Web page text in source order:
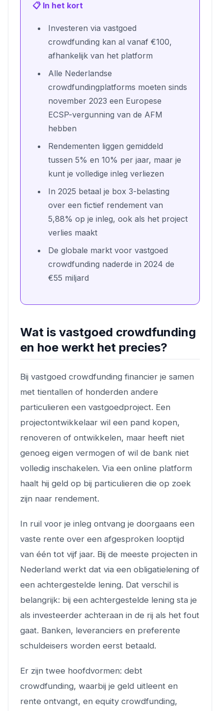
📋 In het kort
Investeren via vastgoed
crowdfunding kan al vanaf €100,
afhankelijk van het platform
Alle Nederlandse
crowdfundingplatforms moeten sinds
november 2023 een Europese
ECSP-vergunning van de AFM
hebben
Rendementen liggen gemiddeld
tussen 5% en 10% per jaar, maar je
kunt je volledige inleg verliezen
In 2025 betaal je box 3-belasting
over een fictief rendement van
5,88% op je inleg, ook als het project
verlies maakt
De globale markt voor vastgoed
crowdfunding naderde in 2024 de
€55 miljard
Wat is vastgoed crowdfunding
en hoe werkt het precies?
Bij vastgoed crowdfunding financier je samen
met tientallen of honderden andere
particulieren een vastgoedproject. Een
projectontwikkelaar wil een pand kopen,
renoveren of ontwikkelen, maar heeft niet
genoeg eigen vermogen of wil de bank niet
volledig inschakelen. Via een online platform
haalt hij geld op bij particulieren die op zoek
zijn naar rendement.
In ruil voor je inleg ontvang je doorgaans een
vaste rente over een afgesproken looptijd
van één tot vijf jaar. Bij de meeste projecten in
Nederland werkt dat via een obligatielening of
een achtergestelde lening. Dat verschil is
belangrijk: bij een achtergestelde lening sta je
als investeerder achteraan in de rij als het fout
gaat. Banken, leveranciers en preferente
schuldeisers worden eerst betaald.
Er zijn twee hoofdvormen: debt
crowdfunding, waarbij je geld uitleent en
rente ontvangt, en equity crowdfunding,